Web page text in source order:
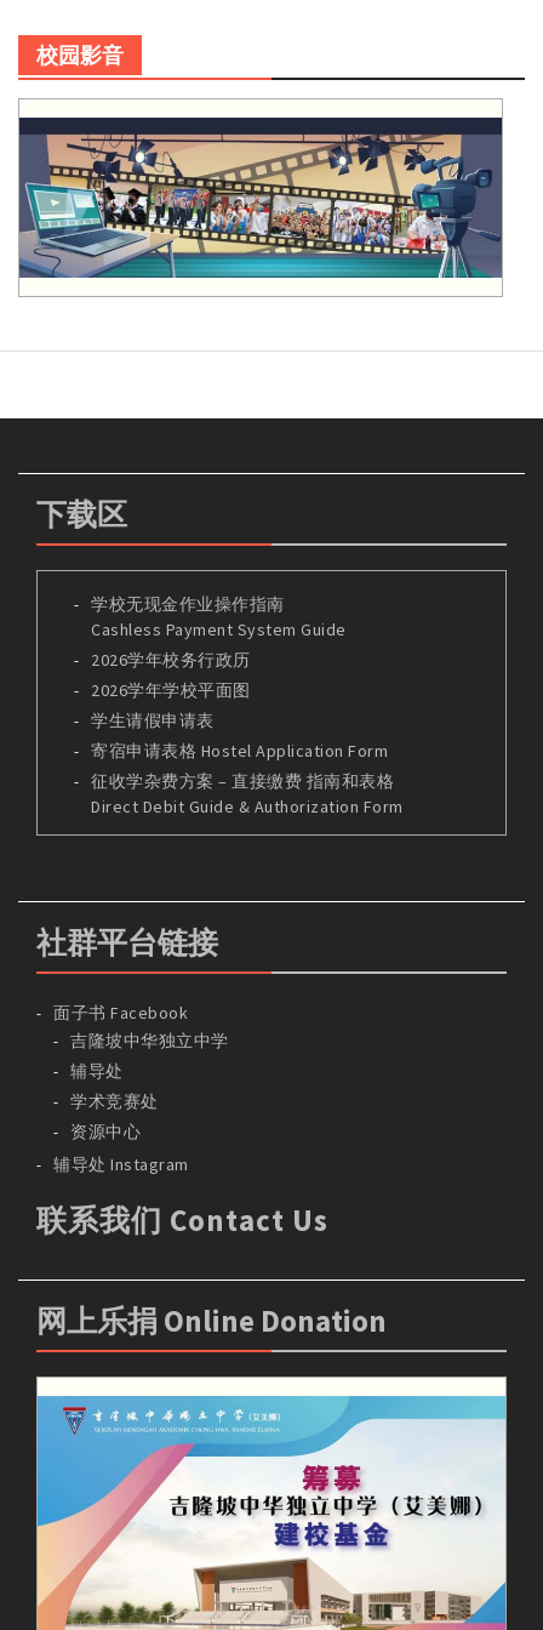
校园影音
下载区
学校无现金作业操作指南
Cashless Payment System Guide
2026学年校务行政历
2026学年学校平面图
学生请假申请表
寄宿申请表格 Hostel Application Form
征收学杂费方案 – 直接缴费 指南和表格
Direct Debit Guide & Authorization Form
社群平台链接
面子书 Facebook
吉隆坡中华独立中学
辅导处
学术竞赛处
资源中心
辅导处 Instagram
联系我们 Contact Us
网上乐捐 Online Donation